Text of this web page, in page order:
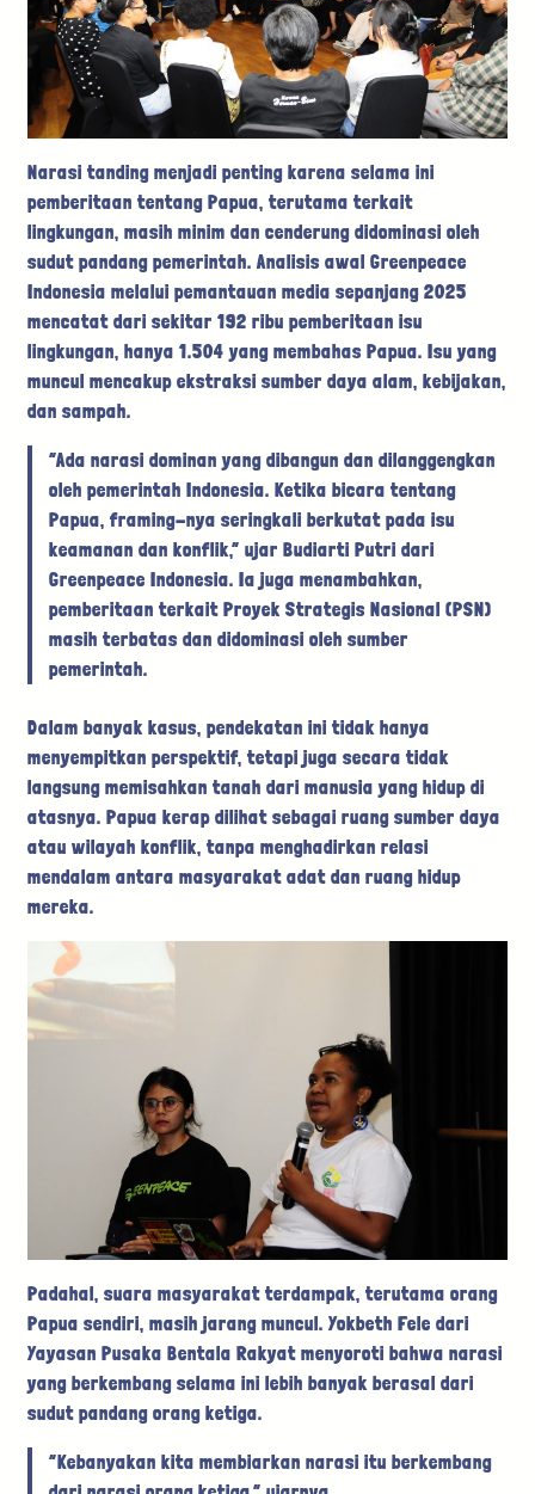
Narasi tanding menjadi penting karena selama ini
pemberitaan tentang Papua, terutama terkait
lingkungan, masih minim dan cenderung didominasi oleh
sudut pandang pemerintah. Analisis awal Greenpeace
Indonesia melalui pemantauan media sepanjang 2025
mencatat dari sekitar 192 ribu pemberitaan isu
lingkungan, hanya 1.504 yang membahas Papua. Isu yang
muncul mencakup ekstraksi sumber daya alam, kebijakan,
dan sampah.
“Ada narasi dominan yang dibangun dan dilanggengkan
oleh pemerintah Indonesia. Ketika bicara tentang
Papua, framing-nya seringkali berkutat pada isu
keamanan dan konflik,” ujar Budiarti Putri dari
Greenpeace Indonesia. Ia juga menambahkan,
pemberitaan terkait Proyek Strategis Nasional (PSN)
masih terbatas dan didominasi oleh sumber
pemerintah.
Dalam banyak kasus, pendekatan ini tidak hanya
menyempitkan perspektif, tetapi juga secara tidak
langsung memisahkan tanah dari manusia yang hidup di
atasnya. Papua kerap dilihat sebagai ruang sumber daya
atau wilayah konflik, tanpa menghadirkan relasi
mendalam antara masyarakat adat dan ruang hidup
mereka.
Padahal, suara masyarakat terdampak, terutama orang
Papua sendiri, masih jarang muncul. Yokbeth Fele dari
Yayasan Pusaka Bentala Rakyat menyoroti bahwa narasi
yang berkembang selama ini lebih banyak berasal dari
sudut pandang orang ketiga.
“Kebanyakan kita membiarkan narasi itu berkembang